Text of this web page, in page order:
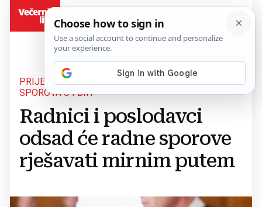
PRIJEDLOG ZAKONA O MIRNOM RJEŠAVANJU
SPOROVA U FBIH
Radnici i poslodavci
odsad će radne sporove
rješavati mirnim putem